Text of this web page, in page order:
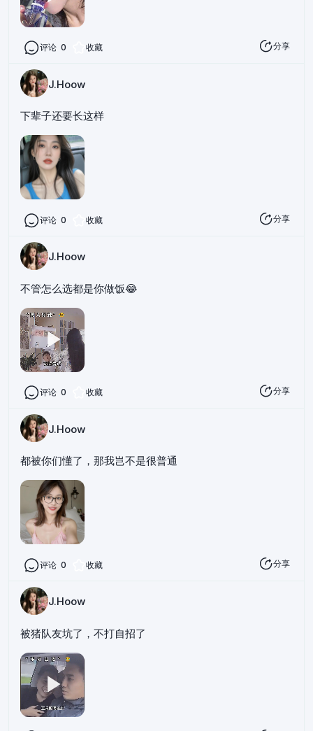
评论 0 收藏 分享
J.Hoow
下辈子还要长这样
评论 0 收藏 分享
J.Hoow
不管怎么选都是你做饭😂
评论 0 收藏 分享
J.Hoow
都被你们懂了，那我岂不是很普通
评论 0 收藏 分享
J.Hoow
被猪队友坑了，不打自招了